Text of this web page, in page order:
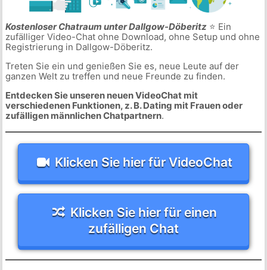
Kostenloser Chatraum unter Dallgow-Döberitz⭐ Ein
zufälliger Video-Chat ohne Download, ohne Setup und ohne
Registrierung in Dallgow-Döberitz.
Treten Sie ein und genießen Sie es, neue Leute auf der
ganzen Welt zu treffen und neue Freunde zu finden.
Entdecken Sie unseren neuen VideoChat mit
verschiedenen Funktionen, z. B. Dating mit Frauen oder
zufälligen männlichen Chatpartnern.
Klicken Sie hier für VideoChat
Klicken Sie hier für einen
zufälligen Chat